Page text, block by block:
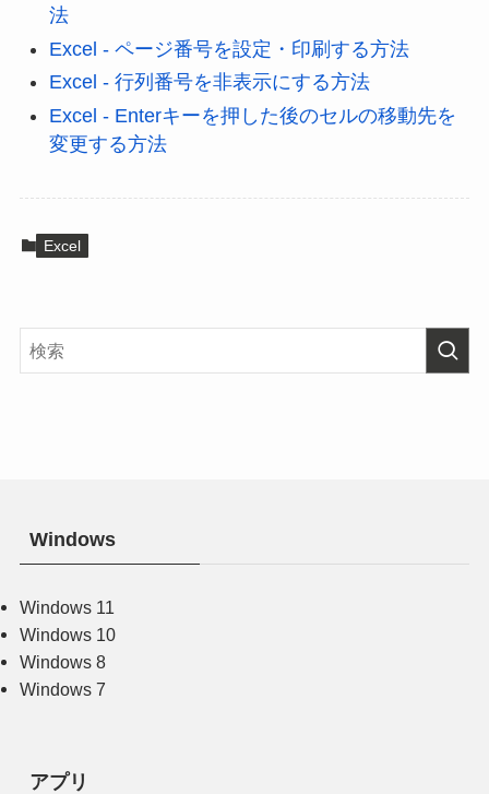
法
Excel - ページ番号を設定・印刷する方法
Excel - 行列番号を非表示にする方法
Excel - Enterキーを押した後のセルの移動先を
変更する方法
Excel
Windows
Windows 11
Windows 10
Windows 8
Windows 7
アプリ